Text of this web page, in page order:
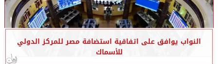
النواب يوافق على اتفاقية استضافة مصر للمركز الدولي
للأسماك